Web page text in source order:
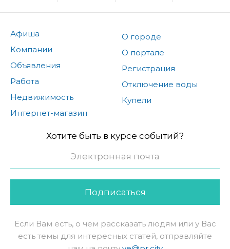
Афиша
Компании
Объявления
Работа
Недвижимость
Интернет-магазин
О городе
О портале
Регистрация
Отключение воды
Купели
Хотите быть в курсе событий?
Подписаться
Если Вам есть, о чем рассказать людям или у Вас
есть темы для интересных статей, отправляйте